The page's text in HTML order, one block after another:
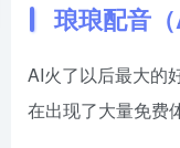
琅琅配音（
AI火了以后最大的
在出现了大量免费